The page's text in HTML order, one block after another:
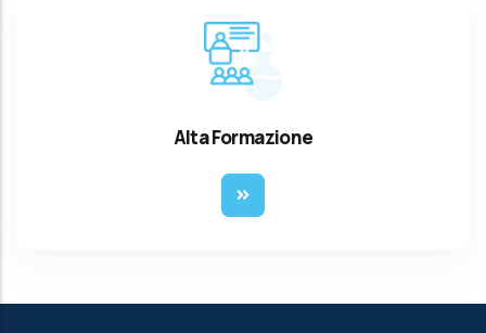
Alta Formazione